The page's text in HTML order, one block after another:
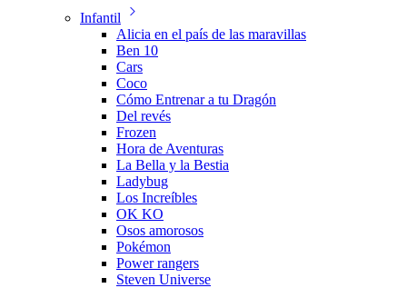
Infantil
Alicia en el país de las maravillas
Ben 10
Cars
Coco
Cómo Entrenar a tu Dragón
Del revés
Frozen
Hora de Aventuras
La Bella y la Bestia
Ladybug
Los Increíbles
OK KO
Osos amorosos
Pokémon
Power rangers
Steven Universe